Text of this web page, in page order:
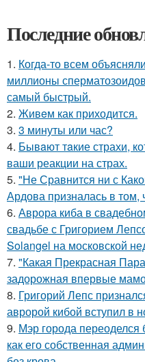
Последние
1. Когда-то всем
миллионы
самый быстрый.
2. Живeм как приходится.
3. 3 минуты или час?
4. Бывaют тaкие страхи,
ваши реакции на страх.
5. "Не Сравнится ни с
Ардова призналась в том,
6. Аврора киба в
свадьбе с Григорием
Solangel на московской
7. "Какая Прекрасная
задорожная впервые
8. Григорий Лепс
авророй кибой вступил в
9. Мэр города
как его собственная